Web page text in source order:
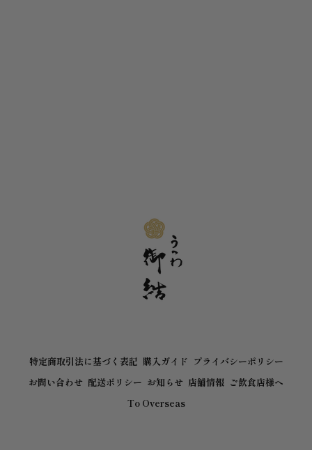
特定商取引法に基づく表記 購入ガイド プライバシーポリシー
お問い合わせ 配送ポリシー お知らせ 店舗情報 ご飲食店様へ
To Overseas